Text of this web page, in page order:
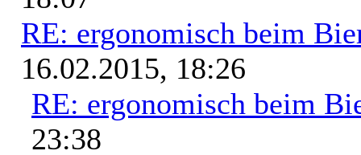
RE: ergonomisch beim
16.02.2015, 18:26
RE: ergonomisch beim
23:38